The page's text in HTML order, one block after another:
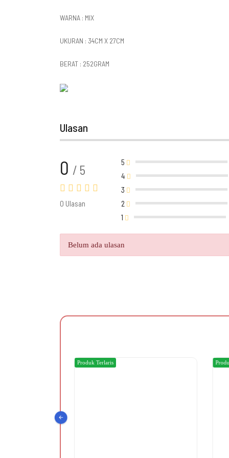
WARNA : MIX
UKURAN : 34CM X 27CM
BERAT : 252GRAM
Ulasan
0 / 5
0 Ulasan
5
4
3
2
1
Belum ada ulasan
Produk Terlaris